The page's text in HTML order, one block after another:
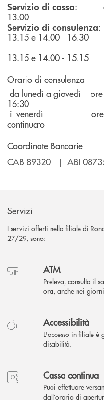
Servizio di cassa: da
13.00
Servizio di consulenza:
13.15 e 14.00 - 16.30
il
13.15 e 14.00 - 15.15
Orario di consulenza
da lunedì a giovedì
16:30
il venerdì ore
continuato
Coordinate Bancarie
CAB 89320 | ABI
Servizi
I servizi offerti nella filiale di
27/29, sono:
ATM
Preleva, consulta il
ora, anche nei
Accessibilità
L'accesso in filiale è
disabilità.
Cassa continua
Puoi effettuare
dall’orario di